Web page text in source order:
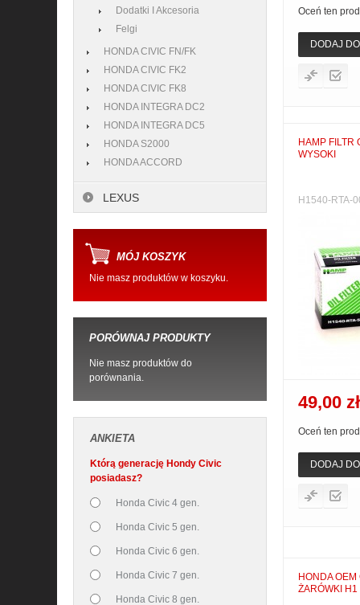
Oceń ten
DODAJ
HAMP FILTR
WYSOKI
H1540-RTA-
49,00 zł
Oceń ten
DODAJ
HONDA OEM
ŻARÓWKI H1
Dodatki I Akcesoria
Felgi
HONDA CIVIC FN/FK
HONDA CIVIC FK2
HONDA CIVIC FK8
HONDA INTEGRA DC2
HONDA INTEGRA DC5
HONDA S2000
HONDA ACCORD
LEXUS
MÓJ KOSZYK
Nie masz produktów w koszyku.
PORÓWNAJ PRODUKTY
Nie masz produktów do
porównania.
ANKIETA
Którą generację Hondy Civic
posiadasz?
Honda Civic 4 gen.
Honda Civic 5 gen.
Honda Civic 6 gen.
Honda Civic 7 gen.
Honda Civic 8 gen.